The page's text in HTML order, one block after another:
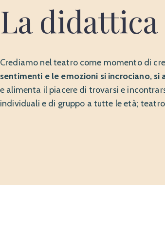
La didattica
Crediamo nel teatro come momento di
sentimenti e le emozioni si incrociano, si
e alimenta il piacere di trovarsi e
individuali e di gruppo a tutte le età;